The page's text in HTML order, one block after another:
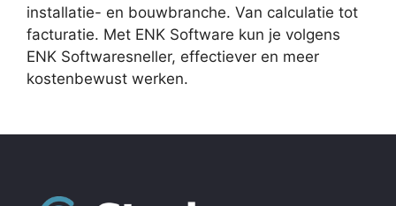
installatie- en bouwbranche. Van calculatie tot
facturatie. Met ENK Software kun je volgens
ENK Softwaresneller, effectiever en meer
kostenbewust werken.